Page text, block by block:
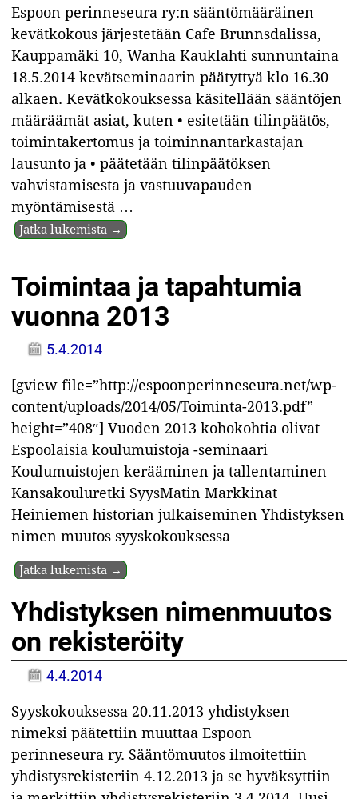
Espoon perinneseura ry:n sääntömääräinen
kevätkokous järjestetään Cafe Brunnsdalissa,
Kauppamäki 10, Wanha Kauklahti sunnuntaina
18.5.2014 kevätseminaarin päätyttyä klo 16.30
alkaen. Kevätkokouksessa käsitellään sääntöjen
määräämät asiat, kuten • esitetään tilinpäätös,
toimintakertomus ja toiminnantarkastajan
lausunto ja • päätetään tilinpäätöksen
vahvistamisesta ja vastuuvapauden
myöntämisestä …
Jatka lukemista →
Toimintaa ja tapahtumia
vuonna 2013
5.4.2014
[gview file=”http://espoonperinneseura.net/wp-
content/uploads/2014/05/Toiminta-2013.pdf”
height=”408″] Vuoden 2013 kohokohtia olivat
Espoolaisia koulumuistoja -seminaari
Koulumuistojen kerääminen ja tallentaminen
Kansakouluretki SyysMatin Markkinat
Heiniemen historian julkaiseminen Yhdistyksen
nimen muutos syyskokouksessa
Jatka lukemista →
Yhdistyksen nimenmuutos
on rekisteröity
4.4.2014
Syyskokouksessa 20.11.2013 yhdistyksen
nimeksi päätettiin muuttaa Espoon
perinneseura ry. Sääntömuutos ilmoitettiin
yhdistysrekisteriin 4.12.2013 ja se hyväksyttiin